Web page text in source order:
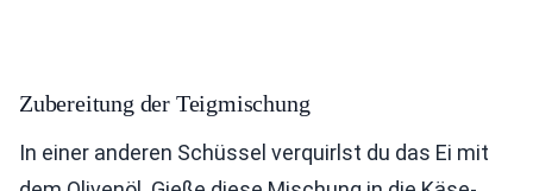
Zubereitung der Teigmischung
In einer anderen Schüssel verquirlst du das Ei mit